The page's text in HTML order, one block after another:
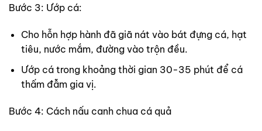
Bước 3: Ướp cá:
Cho hỗn hợp hành đã giã nát vào bát đựng cá, hạt
tiêu, nước mắm, đường vào trộn đều.
Ướp cá trong khoảng thời gian 30-35 phút để cá
thấm đẫm gia vị.
Bước 4: Cách nấu canh chua cá quả